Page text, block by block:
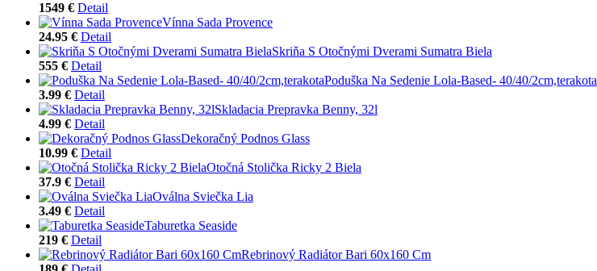
1549 € Detail
Vínna Sada Provence
24.95 € Detail
Skriňa S Otočnými Dverami Sumatra Biela
555 € Detail
Poduška Na Sedenie Lola-Based- 40/40/2cm,terakota
3.99 € Detail
Skladacia Prepravka Benny, 32l
4.99 € Detail
Dekoračný Podnos Glass
10.99 € Detail
Otočná Stolička Ricky 2 Biela
37.9 € Detail
Oválna Sviečka Lia
3.49 € Detail
Taburetka Seaside
219 € Detail
Rebrinový Radiátor Bari 60x160 Cm